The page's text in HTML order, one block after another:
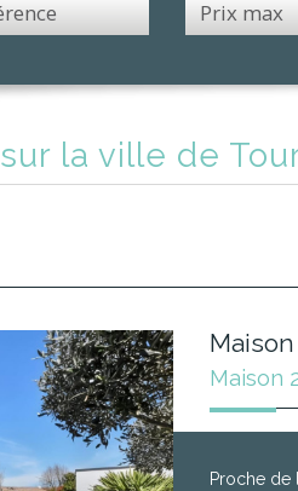
sur la ville de
Maison
Proche de